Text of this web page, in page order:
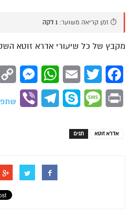
⏱️ זמן קריאה משוער: 1 דקה
מקבץ של כל שיעורי אדרא זוטא
Facebook
Twitter
Email
WhatsApp
Print
Message
Skype
Telegram
Viber
תגים אדרא זוטא